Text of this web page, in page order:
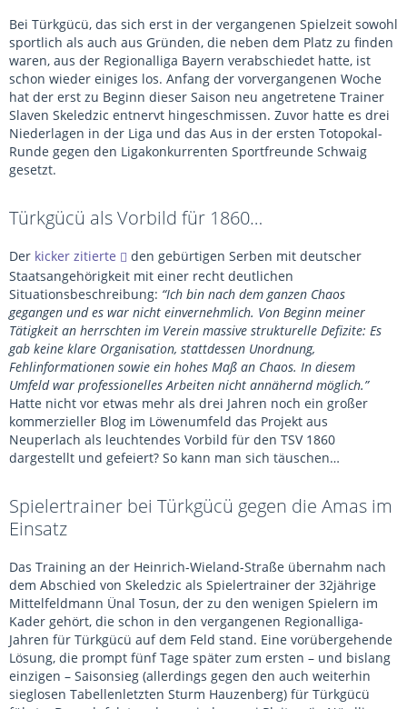
Bei Türkgücü, das sich erst in der vergangenen Spielzeit sowohl
sportlich als auch aus Gründen, die neben dem Platz zu finden
waren, aus der Regionalliga Bayern verabschiedet hatte, ist
schon wieder einiges los. Anfang der vorvergangenen Woche
hat der erst zu Beginn dieser Saison neu angetretene Trainer
Slaven Skeledzic entnervt hingeschmissen. Zuvor hatte es drei
Niederlagen in der Liga und das Aus in der ersten Totopokal-
Runde gegen den Ligakonkurrenten Sportfreunde Schwaig
gesetzt.
Türkgücü als Vorbild für 1860…
Der kicker zitierte
den gebürtigen Serben mit deutscher
Staatsangehörigkeit mit einer recht deutlichen
Situationsbeschreibung: “Ich bin nach dem ganzen Chaos
gegangen und es war nicht einvernehmlich. Von Beginn meiner
Tätigkeit an herrschten im Verein massive strukturelle Defizite: Es
gab keine klare Organisation, stattdessen Unordnung,
Fehlinformationen sowie ein hohes Maß an Chaos. In diesem
Umfeld war professionelles Arbeiten nicht annähernd möglich.”
Hatte nicht vor etwas mehr als drei Jahren noch ein großer
kommerzieller Blog im Löwenumfeld das Projekt aus
Neuperlach als leuchtendes Vorbild für den TSV 1860
dargestellt und gefeiert? So kann man sich täuschen…
Spielertrainer bei Türkgücü gegen die Amas im
Einsatz
Das Training an der Heinrich-Wieland-Straße übernahm nach
dem Abschied von Skeledzic als Spielertrainer der 32jährige
Mittelfeldmann Ünal Tosun, der zu den wenigen Spielern im
Kader gehört, die schon in den vergangenen Regionalliga-
Jahren für Türkgücü auf dem Feld stand. Eine vorübergehende
Lösung, die prompt fünf Tage später zum ersten – und bislang
einzigen – Saisonsieg (allerdings gegen den auch weiterhin
sieglosen Tabellenletzten Sturm Hauzenberg) für Türkgücü